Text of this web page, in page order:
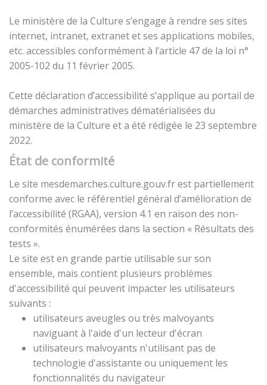
Le ministère de la Culture s’engage à rendre ses sites
internet, intranet, extranet et ses applications mobiles,
etc. accessibles conformément à l’article 47 de la loi n°
2005-102 du 11 février 2005.
Cette déclaration d’accessibilité s’applique au portail de
démarches administratives dématérialisées du
ministère de la Culture et a été rédigée le 23 septembre
2022.
État de conformité
Le site mesdemarches.culture.gouv.fr est partiellement
conforme avec le référentiel général d’amélioration de
l’accessibilité (RGAA), version 4.1 en raison des non-
conformités énumérées dans la section « Résultats des
tests ».
Le site est en grande partie utilisable sur son
ensemble, mais contient plusieurs problèmes
d'accessibilité qui peuvent impacter les utilisateurs
suivants :
utilisateurs aveugles ou très malvoyants
naviguant à l'aide d'un lecteur d'écran
utilisateurs malvoyants n'utilisant pas de
technologie d'assistante ou uniquement les
fonctionnalités du navigateur